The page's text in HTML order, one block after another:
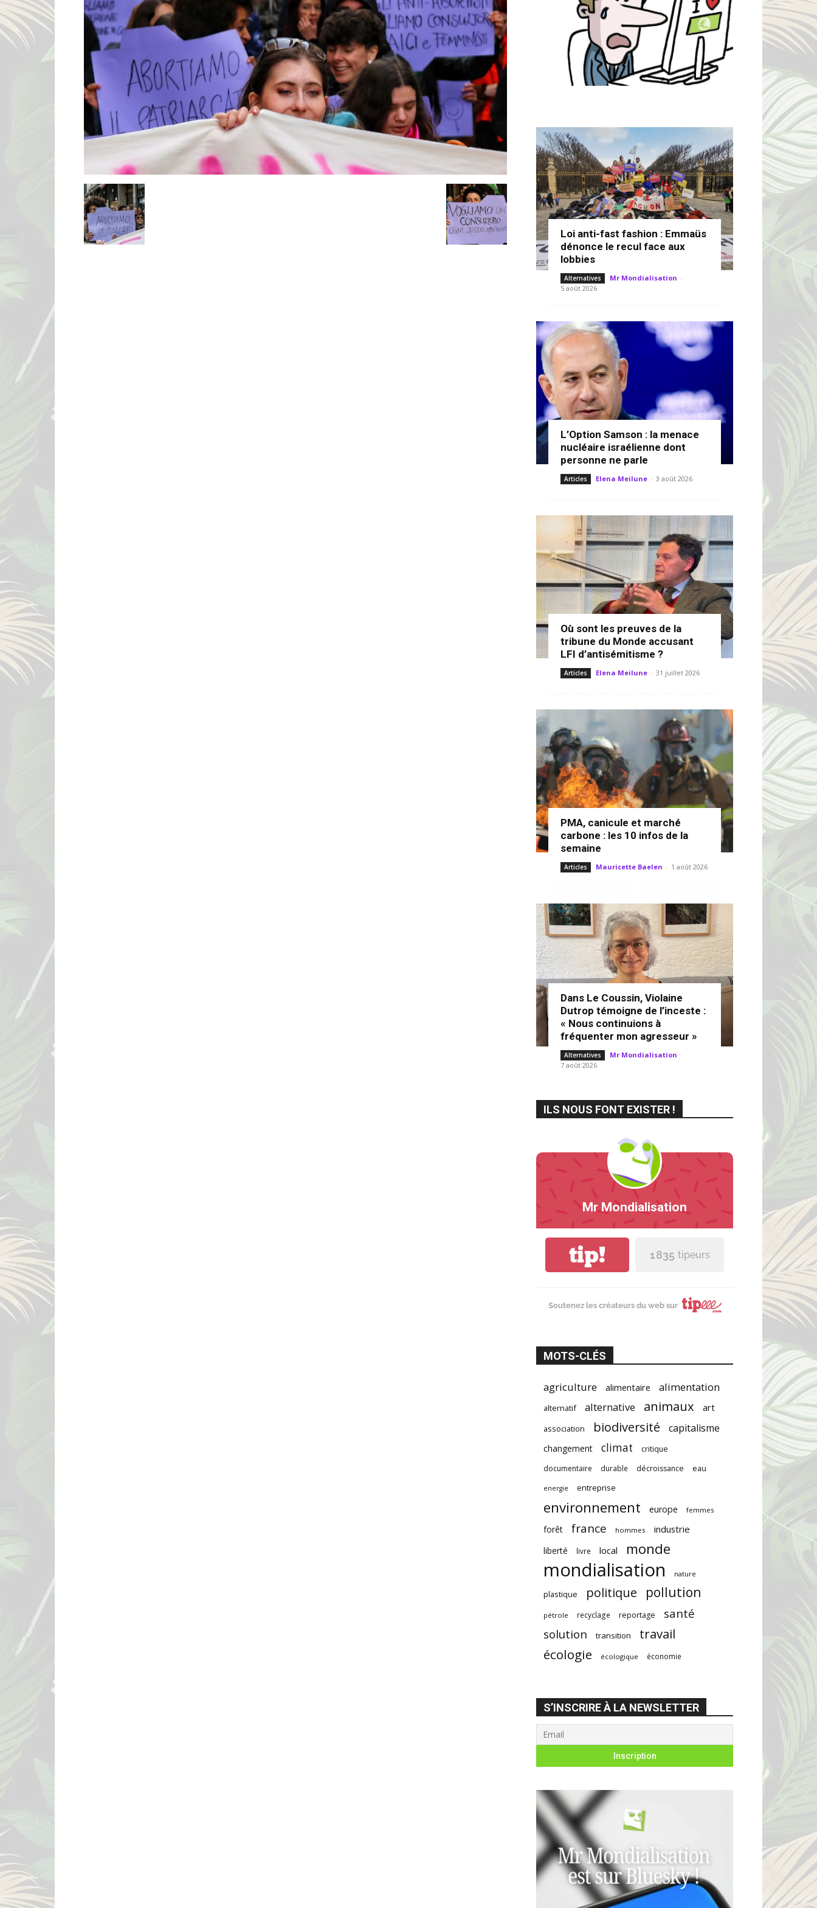
Loi anti-fast fashion : Emmaüs
dénonce le recul face aux
lobbies
Alternatives Mr Mondialisation -
5 août 2026
L’Option Samson : la menace
nucléaire israélienne dont
personne ne parle
Articles Elena Meilune - 3 août 2026
Où sont les preuves de la
tribune du Monde accusant
LFI d’antisémitisme ?
Articles Elena Meilune - 31 juillet 2026
PMA, canicule et marché
carbone : les 10 infos de la
semaine
Articles Mauricette Baelen - 1 août 2026
Dans Le Coussin, Violaine
Dutrop témoigne de l’inceste :
« Nous continuions à
fréquenter mon agresseur »
Alternatives Mr Mondialisation -
7 août 2026
ILS NOUS FONT EXISTER !
Mr Mondialisation
tip! 1 835 tipeurs
Soutenez les créateurs du web sur
MOTS-CLÉS
agriculture alimentaire alimentation
alternatif alternative animaux art
association biodiversité capitalisme
changement climat
critique
documentaire
durable décroissance eau
energie entreprise
environnement europe femmes
forêt france hommes industrie
liberté livre local monde
mondialisation nature
plastique politique pollution
pétrole recyclage reportage
santé
solution
transition
travail
écologie
écologique économie
S’INSCRIRE À LA NEWSLETTER